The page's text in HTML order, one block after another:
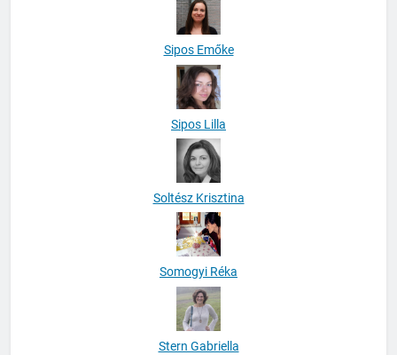
Sipos Emőke
Sipos Lilla
Soltész Krisztina
Somogyi Réka
Stern Gabriella